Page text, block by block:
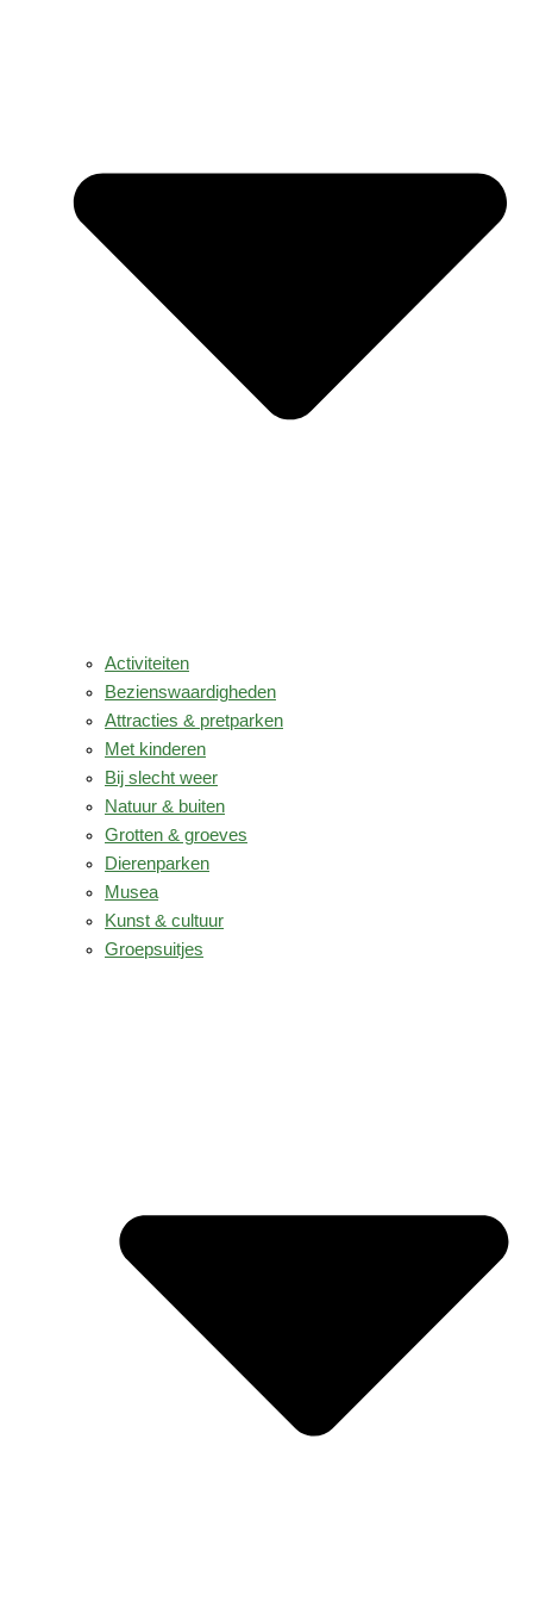
Activiteiten
Bezienswaardigheden
Attracties & pretparken
Met kinderen
Bij slecht weer
Natuur & buiten
Grotten & groeves
Dierenparken
Musea
Kunst & cultuur
Groepsuitjes